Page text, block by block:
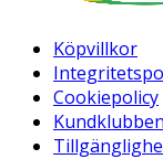
Köpvillkor
Cookiepolicy